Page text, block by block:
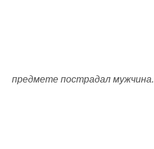
предмете пострадал мужчина.